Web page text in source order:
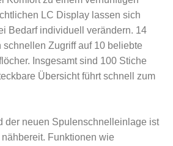
LC Display lassen sich
Bedarf individuell verändern. 14
schnellen Zugriff auf 10 beliebte
Insgesamt sind 100 Stiche
Übersicht führt schnell zum
der neuen Spulenschnelleinlage ist
Funktionen wie